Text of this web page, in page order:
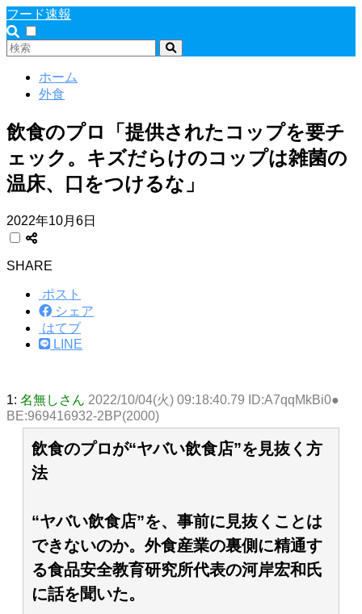
フード速報
ホーム
外食
飲食のプロ「提供されたコップを要チ
ェック。キズだらけのコップは雑菌の
温床、口をつけるな」
2022年10月6日
SHARE
ポスト
シェア
はてブ
LINE
1: 名無しさん 2022/10/04(火) 09:18:40.79 ID:A7qqMkBi0●
BE:969416932-2BP(2000)
飲食のプロが“ヤバい飲食店”を見抜く方
法
“ヤバい飲食店”を、事前に見抜くことは
できないのか。外食産業の裏側に精通す
る食品安全教育研究所代表の河岸宏和氏
に話を聞いた。